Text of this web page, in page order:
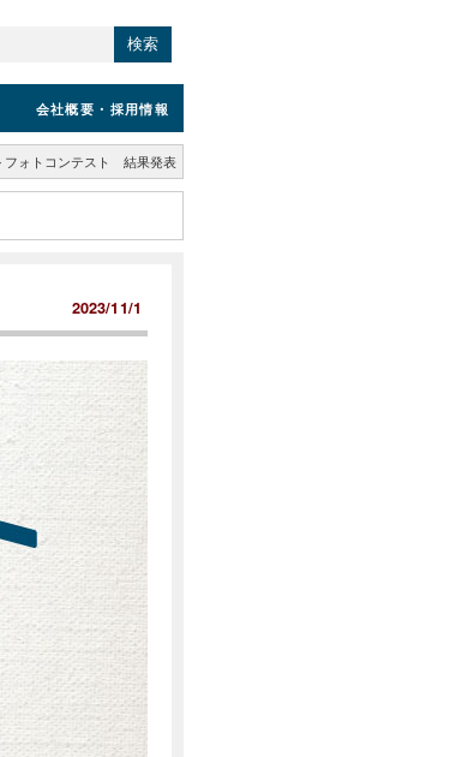
検索
会社概要 ・採用情報
フォトコンテスト 結果発表
2023/11/1